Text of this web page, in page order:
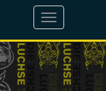
Toggle
navigation